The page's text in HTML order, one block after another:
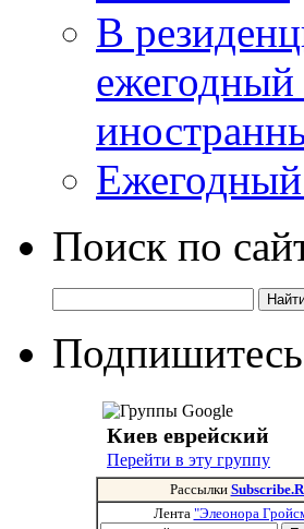
В
Поиск по
Подпишитесь
Киев еврейский
Перейти в эту группу
Рассылки
Лента "Элеонора